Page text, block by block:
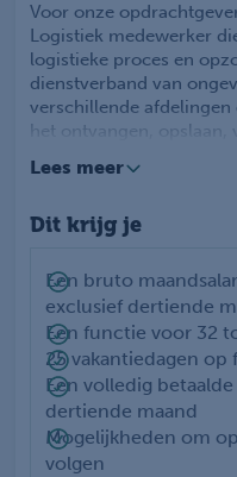
Voor onze
Logistiek medewerker
logistieke proces en
dienstverband van
verschillende
het ontvangen, opslaan,
Als Logistiek
de heftruck en
veilige werkomgeving.
verbeteringen binnen
de ruimte om hierin
samen met collega’s
locatie in Vaassen.
Lees meer
Dit krijg je
Een bruto
exclusief dertiende
Een functie voor 32
25 vakantiedagen op
Een volledig
dertiende maand
Mogelijkheden om
volgen